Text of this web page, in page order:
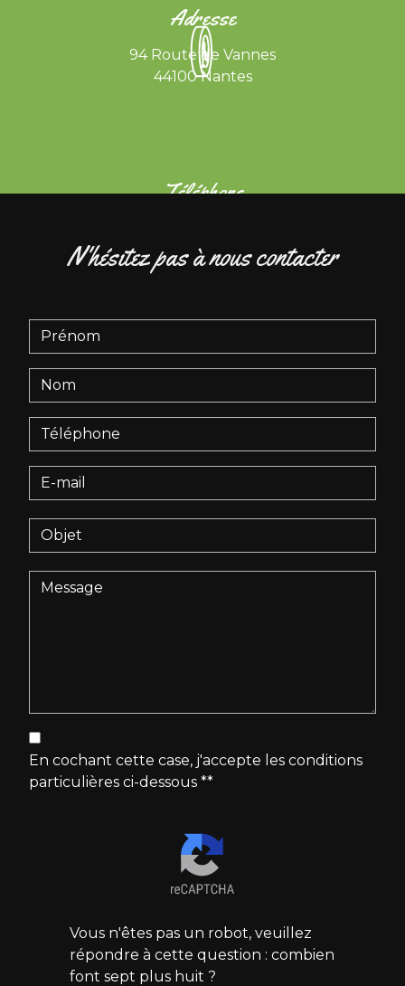
Adresse
94 Route de Vannes
44100 Nantes
Téléphone
N'hésitez pas à nous contacter
En cochant cette case, j'accepte les conditions
particulières ci-dessous **
Vous n'êtes pas un robot, veuillez
répondre à cette question : combien
font sept plus huit ?